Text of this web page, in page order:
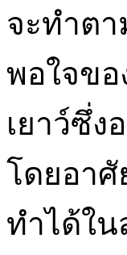
จะทำต
พอใจข
เยาว์ซึ่ง
โดยอา
ทำได้ใ